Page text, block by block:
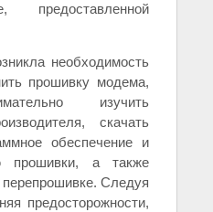
предоставленной
необходимость
прошивку модема,
изучить
скачать
обеспечение и
прошивки, а также
перепрошивке. Следуя
предосторожности,